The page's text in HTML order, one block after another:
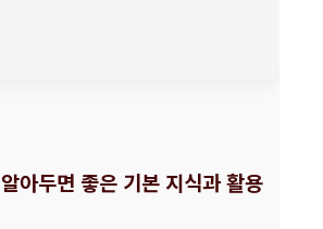
아두면 좋은 기본 지식과 활용